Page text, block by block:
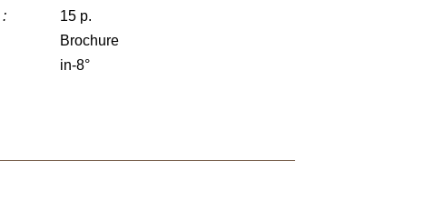
:
15 p.
Brochure
in-8°